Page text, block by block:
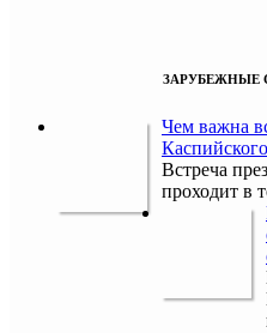
ЗАРУБЕЖНЫЕ
Чем важна
Встреча
проходит в